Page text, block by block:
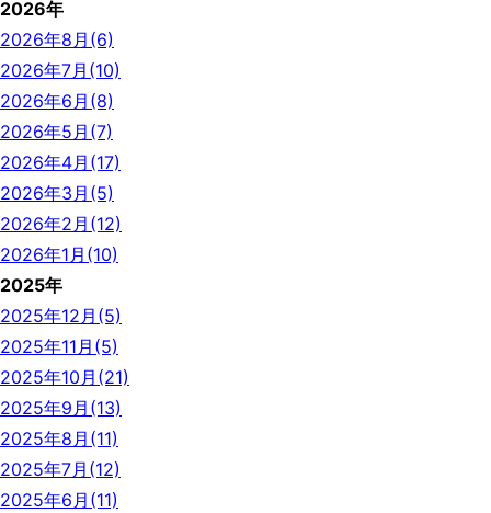
2026年
2026年8月(6)
2026年7月(10)
2026年6月(8)
2026年5月(7)
2026年4月(17)
2026年3月(5)
2026年2月(12)
2026年1月(10)
2025年
2025年12月(5)
2025年11月(5)
2025年10月(21)
2025年9月(13)
2025年8月(11)
2025年7月(12)
2025年6月(11)